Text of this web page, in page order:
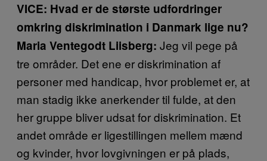
VICE: Hvad er de største udfordringer
omkring diskrimination i Danmark lige nu?
Maria Ventegodt Liisberg: Jeg vil pege på
tre områder. Det ene er diskrimination af
personer med handicap, hvor problemet er, at
man stadig ikke anerkender til fulde, at den
her gruppe bliver udsat for diskrimination. Et
andet område er ligestillingen mellem mænd
og kvinder, hvor lovgivningen er på plads,